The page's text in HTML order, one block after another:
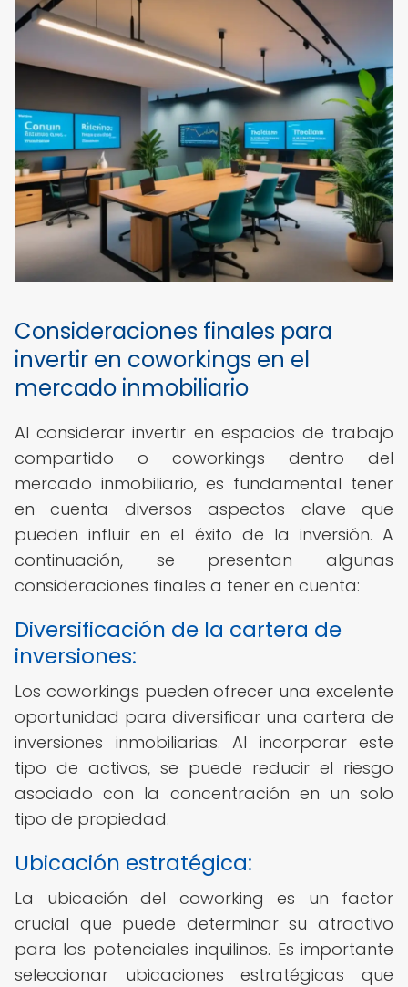
Consideraciones finales para
invertir en coworkings en el
mercado inmobiliario
Al considerar invertir en espacios de trabajo
compartido o coworkings dentro del
mercado inmobiliario, es fundamental tener
en cuenta diversos aspectos clave que
pueden influir en el éxito de la inversión. A
continuación, se presentan algunas
consideraciones finales a tener en cuenta:
Diversificación de la cartera de
inversiones:
Los coworkings pueden ofrecer una excelente
oportunidad para diversificar una cartera de
inversiones inmobiliarias. Al incorporar este
tipo de activos, se puede reducir el riesgo
asociado con la concentración en un solo
tipo de propiedad.
Ubicación estratégica:
La ubicación del coworking es un factor
crucial que puede determinar su atractivo
para los potenciales inquilinos. Es importante
seleccionar ubicaciones estratégicas que